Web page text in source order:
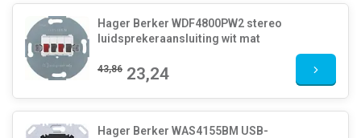
Hager Berker WDF4800PW2 stereo
luidsprekeraansluiting wit mat
43,86 23,24
Hager Berker WAS4155BM USB-